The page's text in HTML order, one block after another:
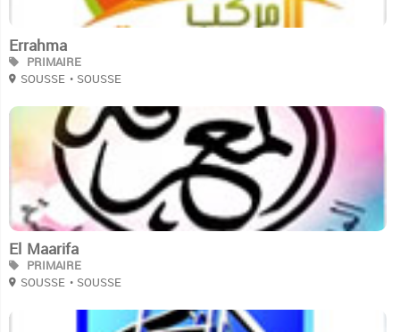
Errahma
PRIMAIRE
SOUSSE • SOUSSE
El Maarifa
PRIMAIRE
SOUSSE • SOUSSE